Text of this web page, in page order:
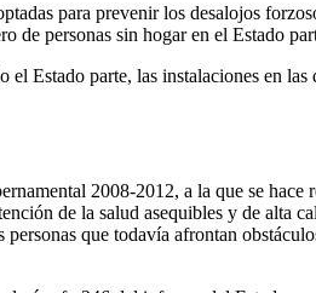
para prevenir los desalojos
de personas sin hogar en el Estado
Estado parte, las instalaciones en las
2008-2012, a la que se hace
de la salud asequibles y de alta
que todavía afrontan